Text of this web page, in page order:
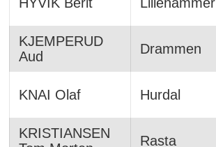
KJEMPERUD
Aud
Drammen
KNAI Olaf Hurdal
KRISTIANSEN
Rasta